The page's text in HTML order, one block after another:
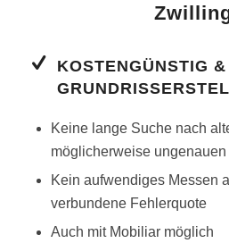
KOSTENGÜNSTIG
Keine lange Suche nach
möglicherweise
Kein aufwendiges Messen
verbundene Fehlerquote
Auch mit Mobiliar möglich